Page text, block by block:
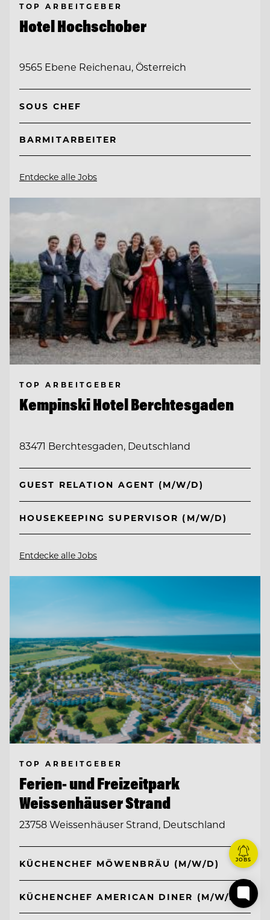
TOP ARBEITGEBER
Hotel Hochschober
9565 Ebene Reichenau, Österreich
SOUS CHEF
BARMITARBEITER
Entdecke alle Jobs
TOP ARBEITGEBER
Kempinski Hotel Berchtesgaden
83471 Berchtesgaden, Deutschland
GUEST RELATION AGENT (M/W/D)
HOUSEKEEPING SUPERVISOR (M/W/D)
Entdecke alle Jobs
TOP ARBEITGEBER
Ferien- und Freizeitpark
Weissenhäuser Strand
23758 Weissenhäuser Strand, Deutschland
KÜCHENCHEF MÖWENBRÄU (M/W/D)
KÜCHENCHEF AMERICAN DINER (M/W/D)
JOBS